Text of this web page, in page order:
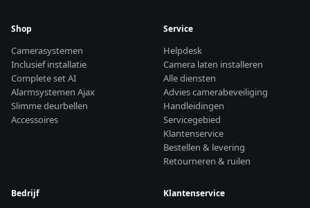
Shop
Camerasystemen
Inclusief installatie
Complete set AI
Alarmsystemen Ajax
Slimme deurbellen
Accessoires
Service
Helpdesk
Camera laten installeren
Alle diensten
Advies camerabeveiliging
Handleidingen
Servicegebied
Klantenservice
Bestellen & levering
Retourneren & ruilen
Bedrijf Klantenservice